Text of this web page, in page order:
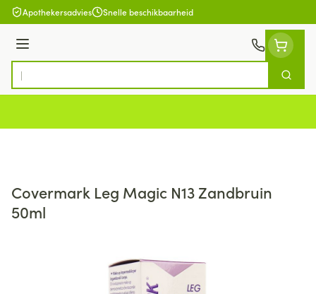
Ga naar de inhoud
Apothekersadvies Snelle beschikbaarheid
Menu
Product, merk, categorie...
Zoek
Covermark Leg Magic N13 Zandbruin
50ml